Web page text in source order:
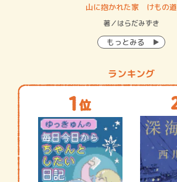
山に抱かれた家 けもの道
著／はらだみずき
もっとみる
ランキング